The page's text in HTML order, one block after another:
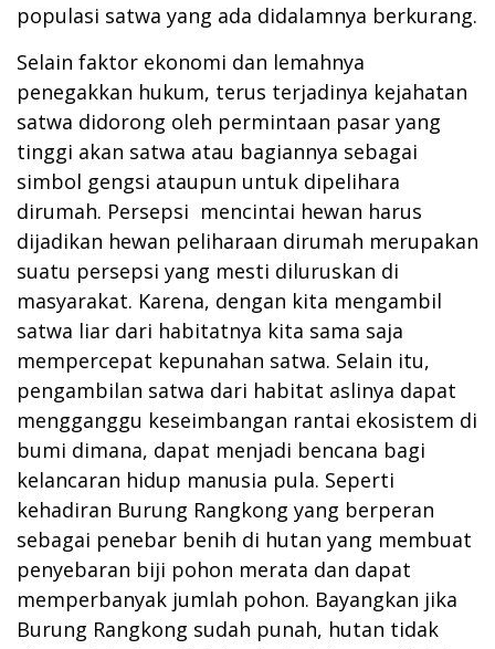
populasi satwa yang ada didalamnya berkurang.
Selain faktor ekonomi dan lemahnya
penegakkan hukum, terus terjadinya kejahatan
satwa didorong oleh permintaan pasar yang
tinggi akan satwa atau bagiannya sebagai
simbol gengsi ataupun untuk dipelihara
dirumah. Persepsi mencintai hewan harus
dijadikan hewan peliharaan dirumah merupakan
suatu persepsi yang mesti diluruskan di
masyarakat. Karena, dengan kita mengambil
satwa liar dari habitatnya kita sama saja
mempercepat kepunahan satwa. Selain itu,
pengambilan satwa dari habitat aslinya dapat
mengganggu keseimbangan rantai ekosistem di
bumi dimana, dapat menjadi bencana bagi
kelancaran hidup manusia pula. Seperti
kehadiran Burung Rangkong yang berperan
sebagai penebar benih di hutan yang membuat
penyebaran biji pohon merata dan dapat
memperbanyak jumlah pohon. Bayangkan jika
Burung Rangkong sudah punah, hutan tidak